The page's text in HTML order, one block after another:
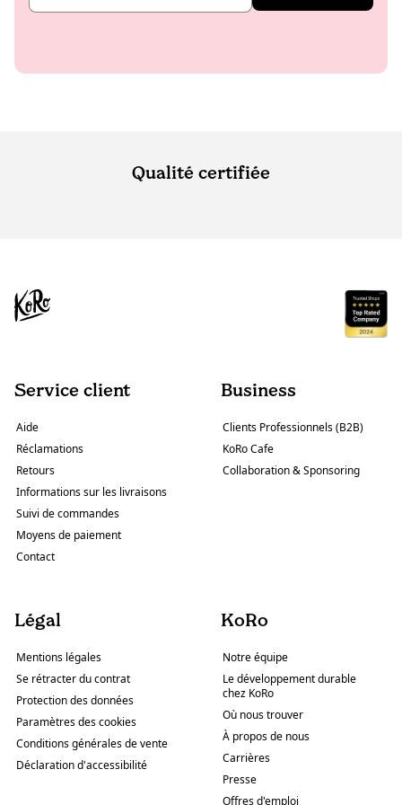
Qualité certifiée
Service client
Aide
Réclamations
Retours
Informations sur les livraisons
Suivi de commandes
Moyens de paiement
Contact
Business
Clients Professionnels (B2B)
KoRo Cafe
Collaboration & Sponsoring
Légal
Mentions légales
Se rétracter du contrat
Protection des données
Paramètres des cookies
Conditions générales de vente
Déclaration d'accessibilité
KoRo
Notre équipe
Le développement durable
chez KoRo
Où nous trouver
À propos de nous
Carrières
Presse
Offres d'emploi